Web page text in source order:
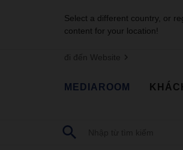
Select a different country, or
content for your location!
đi đến Website
MEDIAROOM